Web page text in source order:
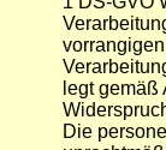
legt gemäß
Die